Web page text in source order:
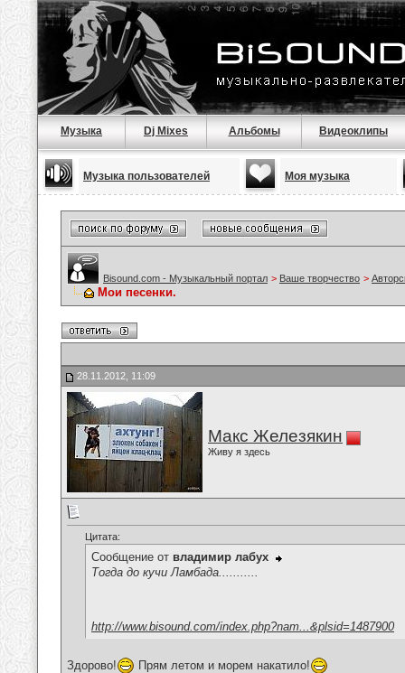
Музыка Dj Mixes Альбомы Видеоклипы
Музыка пользователей Моя музыка
Bisound.com - Музыкальный портал > Ваше творчество >
Мои песенки.
28.11.2012, 11:09
Макс Железякин
Живу я здесь
Цитата:
Сообщение от владимир лабух
Тогда до кучи Ламбада...........
http://www.bisound.com/index.php?nam...&plsid=1487900
Здорово!
Прям летом и морем накатило!